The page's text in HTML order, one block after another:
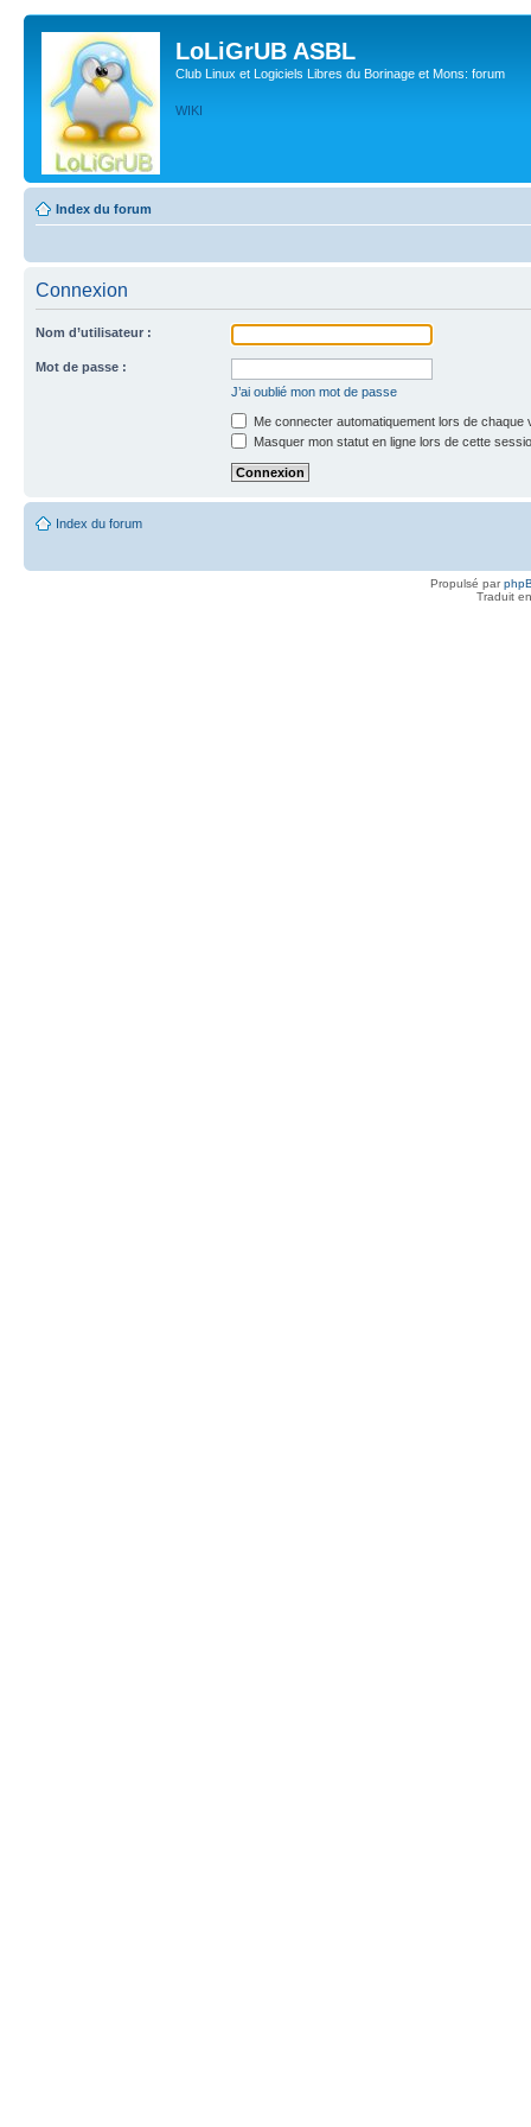
LoLiGrUB ASBL
Club Linux et Logiciels Libres du Borinage et Mons: forum
WIKI
Index du forum
Connexion
Nom d’utilisateur :
Mot de passe :
J’ai oublié mon mot de passe
Me connecter automatiquement lors de chaque
Masquer mon statut en ligne lors de cette
Index du forum
Propulsé par
Traduit